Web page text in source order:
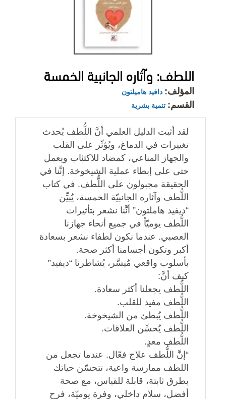
اللطف: وآثاره الجانبية الخمسة
المؤلف: دافيد هاميلتون
القسم: تنمية بشرية
لقد أثبت الدليل العلمي أنَّ اللُّطف يُحدث
تغييرات في الدماغ، ويُؤثّر على القلب
والجهاز المناعي، كمضاد للاكتئاب ويعمل
حتى على إبطاء عملية الشيخوخة. إنَّنا في
الحقيقة مجبولون على اللُّطف. في كتاب
اللُّطف وآثاره الجانبيّة الخمسة، يُبيِّن
“ديفيد هاملتون” أنَّنا نشعر بتأثيرات
اللُّطف يوميّاً في جميع أنحاء جهازنا
العصبي. عندما نكون لطفاء نشعر بسعادة
أكبر وتكون أجسامنا أكثر صحة.
بأسلوب واقعي مُيسَّر، يُشاطرنا “ديفيد”
كيف أنَّ:
اللُّطف يجعلنا أكثر سعادة.
اللُّطف مفيد للقلب.
اللُّطف يُبطئ من الشيخوخة.
اللُّطف يُحسِّن العلاقات.
اللُّطف معدٍ.
“إنَّ اللُّطف علاج فعّال. عندما تجعل من
اللطف ممارسة واعية، تتحسّن حياتك
بطرق ثابتة، قابلة للقياس، مع صحة
أفضل، سلام داخلي، وفرة يوميّة، فرح